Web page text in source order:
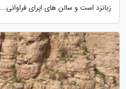
زبانزد است و سالن های اپرای فراوانی...